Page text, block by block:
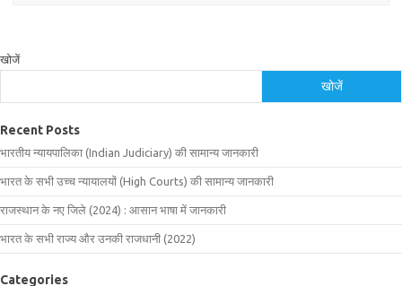
खोजें
खोजें
Recent Posts
भारतीय न्यायपालिका (Indian Judiciary) की सामान्य जानकारी
भारत के सभी उच्च न्यायालयों (High Courts) की सामान्य जानकारी
राजस्थान के नए जिले (2024) : आसान भाषा में जानकारी
भारत के सभी राज्य और उनकी राजधानी (2022)
Categories